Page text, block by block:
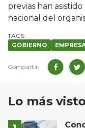
previas han
nacional del
GOBIERNO
Lo más visto